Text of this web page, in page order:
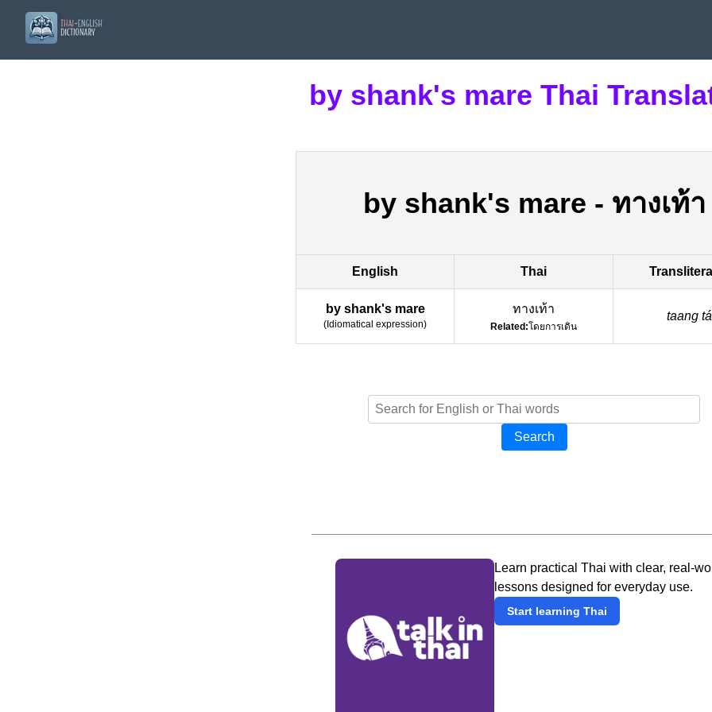
by shank's mare Thai
by shank's mare - ทางเท้า
English Thai
by shank's mare
(Idiomatical expression)
ทางเท้า
Related:โดยการเดิน
taang
Search
Learn practical Thai with clear, real-
lessons designed for everyday use.
Start learning Thai